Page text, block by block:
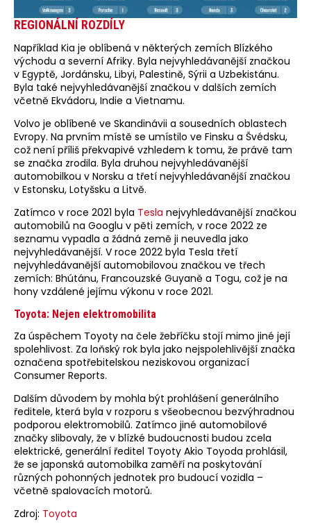
REGIONÁLNÍ ROZDÍLY
Například Kia je oblíbená v některých zemích Blízkého
východu a severní Afriky. Byla nejvyhledávanější značkou
v Egyptě, Jordánsku, Libyi, Palestině, Sýrii a Uzbekistánu.
Byla také nejvyhledávanější značkou v dalších zemích
včetně Ekvádoru, Indie a Vietnamu.
Volvo je oblíbené ve Skandinávii a sousedních oblastech
Evropy. Na prvním místě se umístilo ve Finsku a Švédsku,
což není příliš překvapivé vzhledem k tomu, že právě tam
se značka zrodila. Byla druhou nejvyhledávanější
automobilkou v Norsku a třetí nejvyhledávanější značkou
v Estonsku, Lotyšsku a Litvě.
Zatímco v roce 2021 byla Tesla nejvyhledávanější značkou
automobilů na Googlu v pěti zemích, v roce 2022 ze
seznamu vypadla a žádná země ji neuvedla jako
nejvyhledávanější. V roce 2022 byla Tesla třetí
nejvyhledávanější automobilovou značkou ve třech
zemích: Bhútánu, Francouzské Guyaně a Togu, což je na
hony vzdálené jejímu výkonu v roce 2021.
Toyota: Nejen elektromobilita
Za úspěchem Toyoty na čele žebříčku stojí mimo jiné její
spolehlivost. Za loňský rok byla jako nejspolehlivější značka
označena spotřebitelskou neziskovou organizací
Consumer Reports.
Dalším důvodem by mohla být prohlášení generálního
ředitele, která byla v rozporu s všeobecnou bezvýhradnou
podporou elektromobilů. Zatímco jiné automobilové
značky slibovaly, že v blízké budoucnosti budou zcela
elektrické, generální ředitel Toyoty Akio Toyoda prohlásil,
že se japonská automobilka zaměří na poskytování
různých pohonných jednotek pro budoucí vozidla –
včetně spalovacích motorů.
Zdroj: Toyota